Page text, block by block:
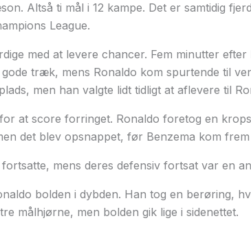
Altså ti mål i 12 kampe. Det er samtidig
League.
med at levere chancer. Fem minutter efter
træk, mens Ronaldo kom spurtende til
men han valgte lidt tidligt at aflevere til
at score forringet. Ronaldo foretog en
det blev opsnappet, før Benzema kom frem
mens deres defensiv fortsat var en
bolden i dybden. Han tog en berøring,
målhjørne, men bolden gik lige i sidenettet.